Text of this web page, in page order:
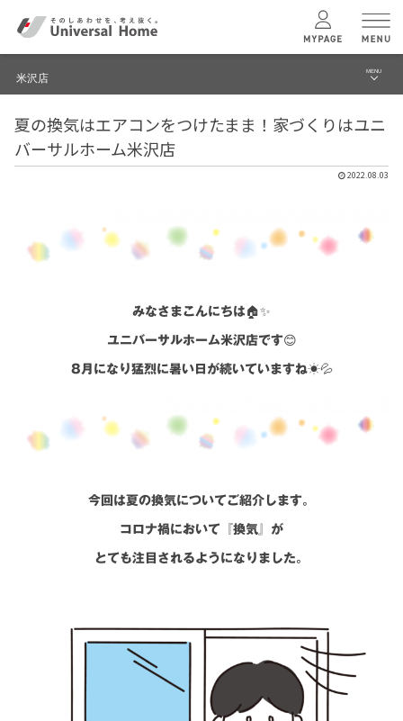
ユニバーサル ホームの特長
テクノロジー
検索・見学予約
企業情報
米沢店 MENU
ブログ
建築実例・事例
モデルハウス見学予約
夏の換気はエアコンをつけたまま！家づくりはユニ
バーサルホーム米沢店
2022.08.03
みなさまこんにちは🏠✨
ユニバーサルホーム米沢店です😊
8月になり猛烈に暑い日が続いていますね☀💦
今回は夏の換気についてご紹介します。
コロナ禍において『換気』が
とても注目されるようになりました。